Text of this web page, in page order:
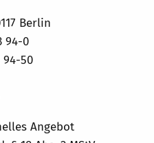
Berlin
94-0
94-50
Angebot